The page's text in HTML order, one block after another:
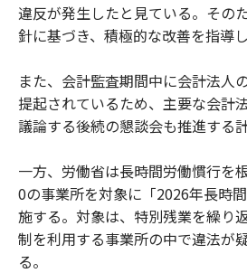
違反が発生したと見ている。その
針に基づき、積極的な改善を指導し
また、会計監査期間中に会計法人
提起されているため、主要な会計
議論する後続の懇談会も推進する
一方、労働省は長時間労働慣行を
0の事業所を対象に「2026年長時
施する。対象は、特別残業を繰り
制を利用する事業所の中で違法が
る。